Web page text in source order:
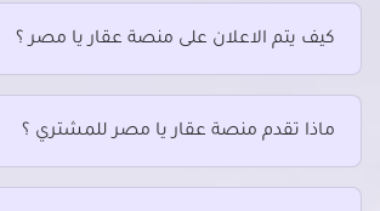
كيف يتم الاعلان على منصة عقار يا مصر ؟
ماذا تقدم منصة عقار يا مصر للمشتري ؟